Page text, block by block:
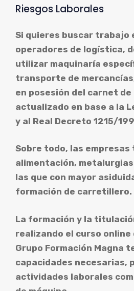
Riesgos Laborales
Si quieres buscar trabajo
operadores de logística,
utilizar maquinaría
transporte de
en posesión del carnet
actualizado en base a la
y al Real Decreto 1215/
Sobre todo, las
alimentación, metalurgias
las que con mayor
formación de carretillero.
La formación y la
realizando el curso
Grupo Formación Magna
capacidades necesarias,
actividades laborales